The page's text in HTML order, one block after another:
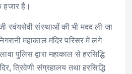
हजार है।
स्वंयसेवी संस्थाओं की भी मदद ली जा
महाकाल मंदिर परिसर में लगे
पुलिस द्वारा महाकाल से हरसिद्धि
त्रिवेणी संग्रहालय तथा हरसिद्धि